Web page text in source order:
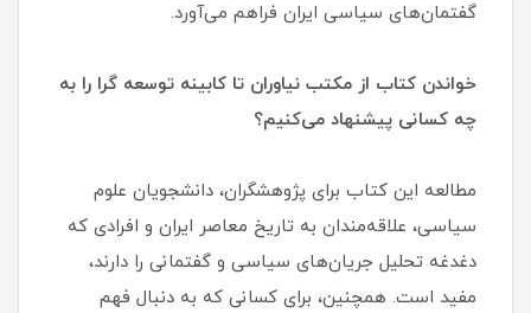
گفتمان‌های سیاسی ایران فراهم می‌آورد.
خواندن کتاب از مکتب نیاوران تا کابینه توسعه گرا را به
چه کسانی پیشنهاد می‌کنیم؟
مطالعه این کتاب برای پژوهشگران، دانشجویان علوم
سیاسی، علاقه‌مندان به تاریخ معاصر ایران و افرادی که
دغدغه تحلیل جریان‌های سیاسی و گفتمانی را دارند،
مفید است. همچنین، برای کسانی که به دنبال فهم